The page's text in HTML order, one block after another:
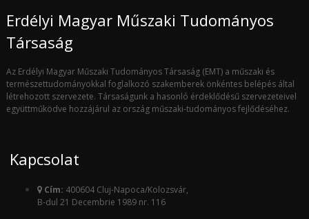
Erdélyi Magyar Műszaki Tudományos
Társaság
Az Erdélyi Magyar Műszaki Tudományos Társaság (EMT) a műszaki és
természettudományokkal foglalkozó szakemberek önkéntes belépés által
létrehozott szervezete. Társaságunk a hasonló érdeklődésű szervezeteivel
együttműködve hozzájárul az ország műszaki-tudományos fejlődéséhez.
Kapcsolat
Cím: 400604 Cluj-Napoca/Kolozsvár,
B-dul 21 Decembrie 1989 nr. 116